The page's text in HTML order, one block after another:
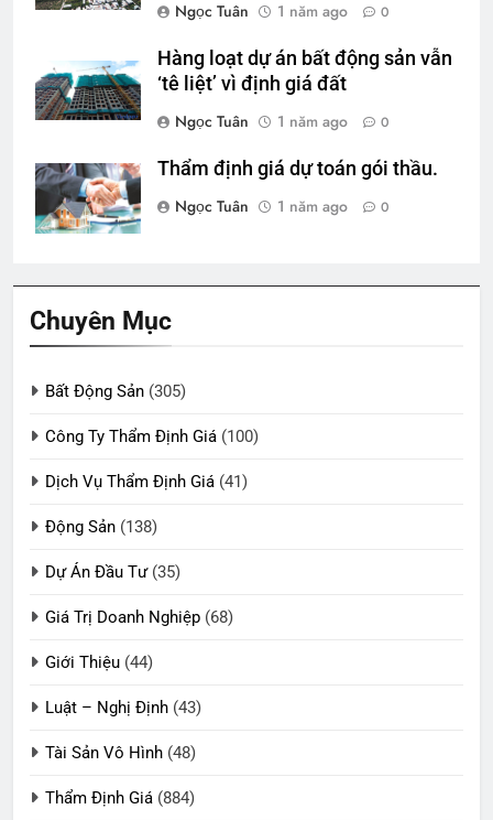
Ngọc Tuân 1 năm ago 0
Hàng loạt dự án bất động sản vẫn
‘tê liệt’ vì định giá đất
Ngọc Tuân
1 năm ago 0
Thẩm định giá dự toán gói thầu.
Ngọc Tuân
1 năm ago 0
Chuyên Mục
Bất Động Sản (305)
Công Ty Thẩm Định Giá (100)
Dịch Vụ Thẩm Định Giá (41)
Động Sản (138)
Dự Án Đầu Tư(35)
Giá Trị Doanh Nghiệp (68)
Giới Thiệu (44)
Luật – Nghị Định (43)
Tài Sản Vô Hình (48)
Thẩm Định Giá (884)